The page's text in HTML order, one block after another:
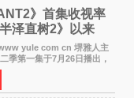
》首集收视率
泽直树2》以来
最高开局
yule com cn 堺雅人主
季第一集于7月26日播出，
，成为自2020年《半泽直
TBS周日剧场最高开播收视